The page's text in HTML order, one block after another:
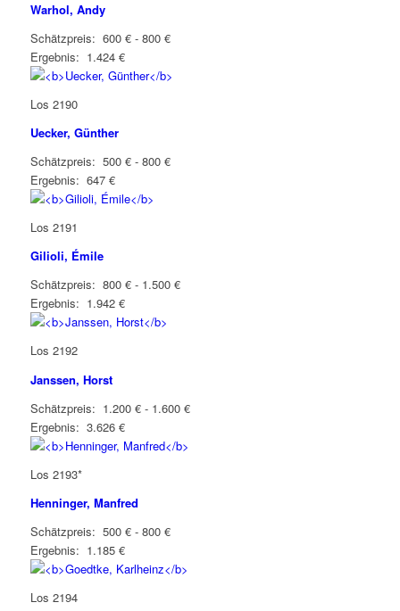
Warhol, Andy
Schätzpreis: 600 € - 800 €
Ergebnis: 1.424 €
Los 2190
Uecker, Günther
Schätzpreis: 500 € - 800 €
Ergebnis: 647 €
Los 2191
Gilioli, Émile
Schätzpreis: 800 € - 1.500 €
Ergebnis: 1.942 €
Los 2192
Janssen, Horst
Schätzpreis: 1.200 € - 1.600 €
Ergebnis: 3.626 €
Los 2193*
Henninger, Manfred
Schätzpreis: 500 € - 800 €
Ergebnis: 1.185 €
Los 2194